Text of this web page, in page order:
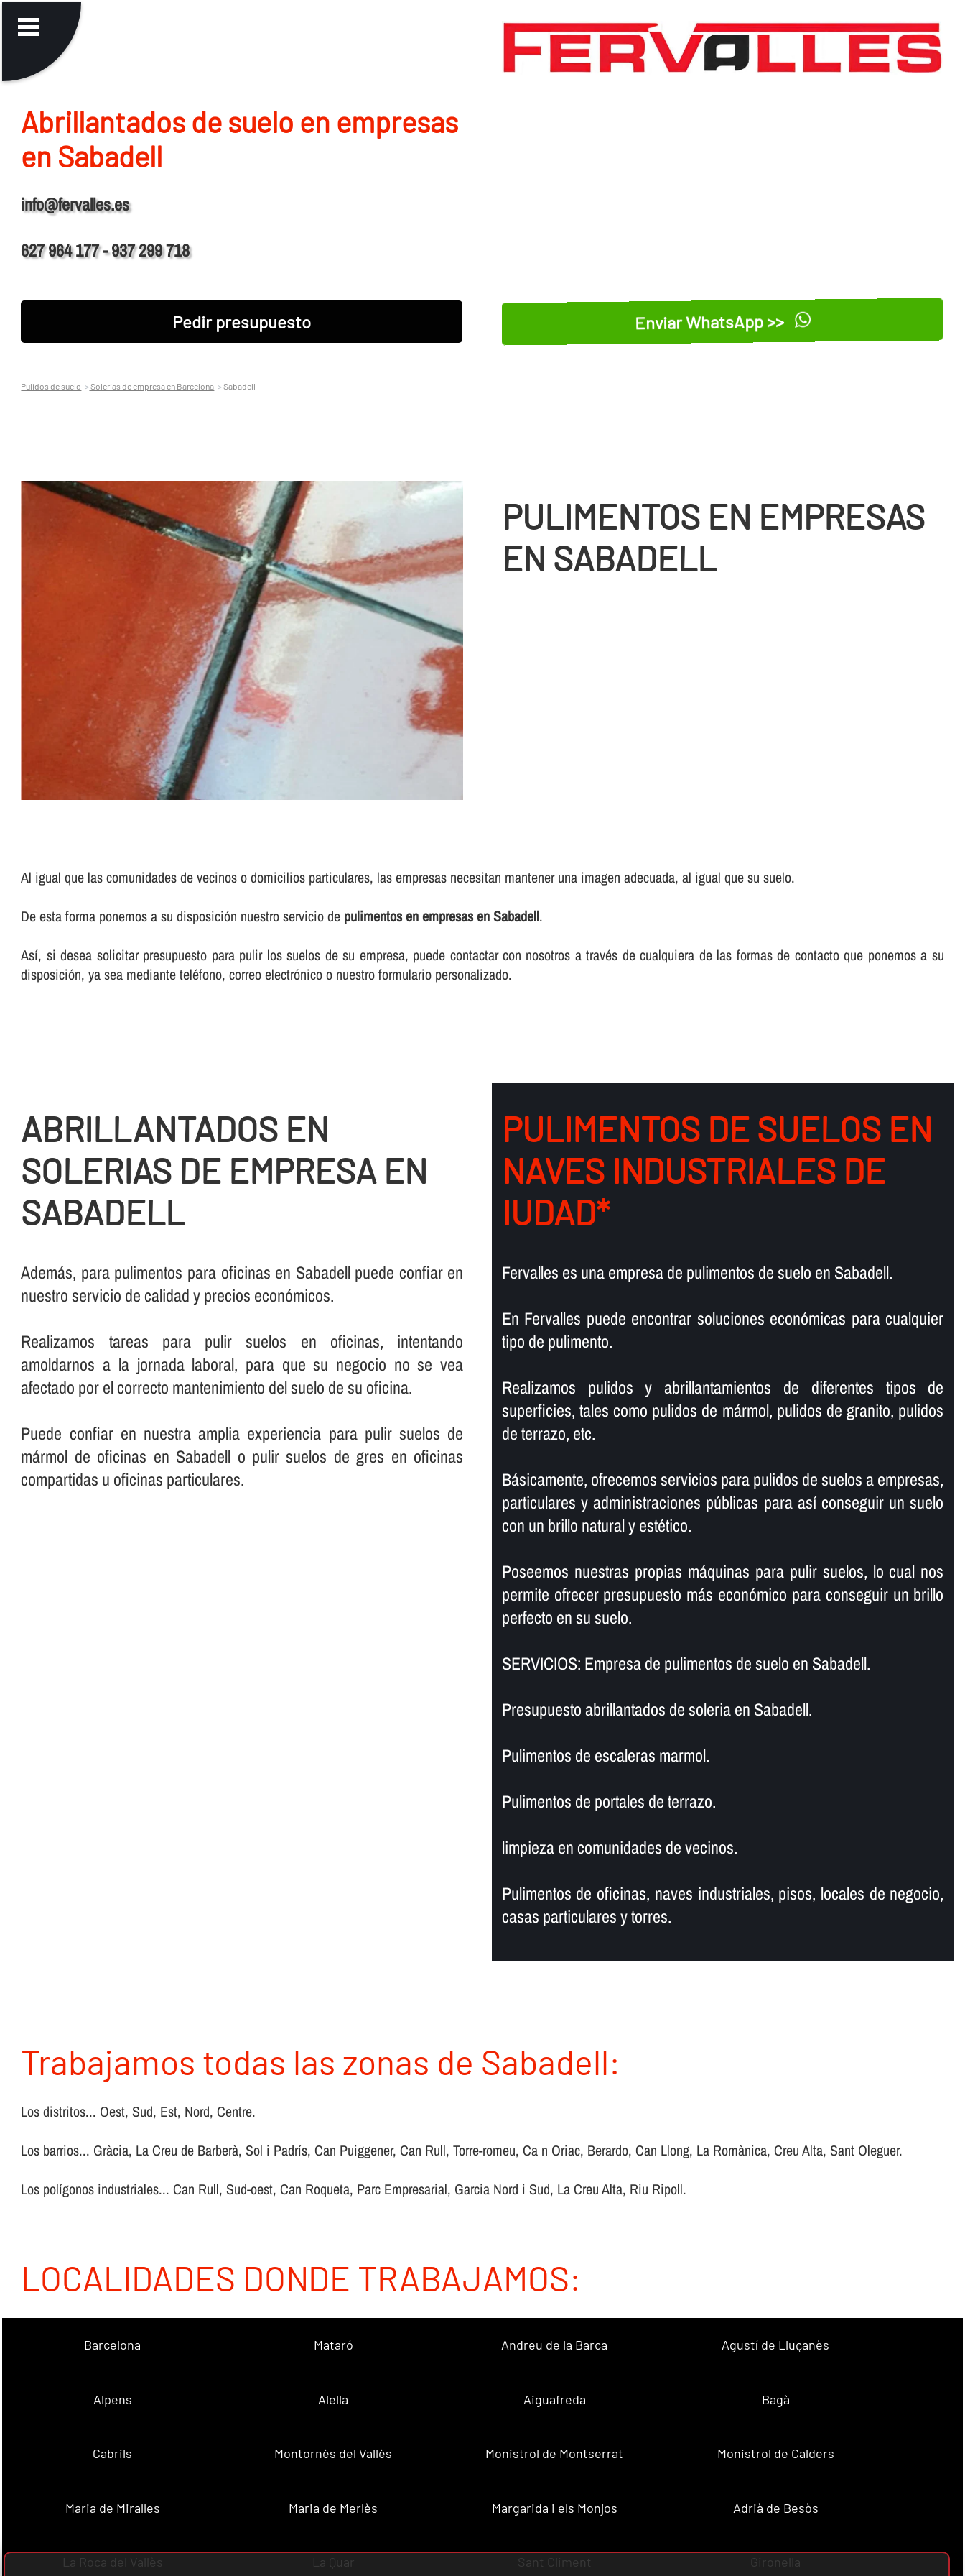
Abrillantados de suelo en empresas
en Sabadell
info@fervalles.es
627 964 177 - 937 299 718
Pedir presupuesto Enviar WhatsApp >>
Pulidos de suelo Solerias de empresa en Barcelona Sabadell
PULIMENTOS EN EMPRESAS
EN SABADELL
Al igual que las comunidades de vecinos o domicilios particulares, las empresas necesitan mantener una imagen adecuada, al igual que su suelo.
De esta forma ponemos a su disposición nuestro servicio de pulimentos en empresas en Sabadell.
Así­, si desea solicitar presupuesto para pulir los suelos de su empresa, puede contactar con nosotros a través de cualquiera de las formas de contacto que ponemos a su
disposición, ya sea mediante teléfono, correo electrónico o nuestro formulario personalizado.
ABRILLANTADOS EN
SOLERIAS DE EMPRESA EN
SABADELL
Además, para pulimentos para oficinas en Sabadell puede confiar en
nuestro servicio de calidad y precios económicos.
Realizamos tareas para pulir suelos en oficinas, intentando
amoldarnos a la jornada laboral, para que su negocio no se vea
afectado por el correcto mantenimiento del suelo de su oficina.
Puede confiar en nuestra amplia experiencia para pulir suelos de
mármol de oficinas en Sabadell o pulir suelos de gres en oficinas
compartidas u oficinas particulares.
PULIMENTOS DE SUELOS EN
NAVES INDUSTRIALES DE
IUDAD*
Fervalles es una empresa de pulimentos de suelo en Sabadell.
En Fervalles puede encontrar soluciones económicas para cualquier
tipo de pulimento.
Realizamos pulidos y abrillantamientos de diferentes tipos de
superficies, tales como pulidos de mármol, pulidos de granito, pulidos
de terrazo, etc.
Básicamente, ofrecemos servicios para pulidos de suelos a empresas,
particulares y administraciones públicas para así­ conseguir un suelo
con un brillo natural y estético.
Poseemos nuestras propias máquinas para pulir suelos, lo cual nos
permite ofrecer presupuesto más económico para conseguir un brillo
perfecto en su suelo.
SERVICIOS: Empresa de pulimentos de suelo en Sabadell.
Presupuesto abrillantados de soleria en Sabadell.
Pulimentos de escaleras marmol.
Pulimentos de portales de terrazo.
limpieza en comunidades de vecinos.
Pulimentos de oficinas, naves industriales, pisos, locales de negocio,
casas particulares y torres.
Trabajamos todas las zonas de Sabadell:
Los distritos... Oest, Sud, Est, Nord, Centre.
Los barrios... Gràcia, La Creu de Barberà, Sol i Padrís, Can Puiggener, Can Rull, Torre-romeu, Ca n Oriac, Berardo, Can Llong, La Romànica, Creu Alta, Sant Oleguer.
Los polígonos industriales... Can Rull, Sud-oest, Can Roqueta, Parc Empresarial, Garcia Nord i Sud, La Creu Alta, Riu Ripoll.
LOCALIDADES DONDE TRABAJAMOS:
Barcelona Mataró Andreu de la Barca Agustí de Lluçanès
Alpens Alella Aiguafreda Bagà
Cabrils Montornès del Vallès Monistrol de Montserrat Monistrol de Calders
Maria de Miralles Maria de Merlès Margarida i els Monjos Adrià de Besòs
La Roca del Vallès La Quar Sant Climent Gironella